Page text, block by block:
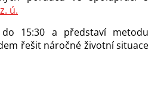
ú.
15:30 a představí metodu
řešit náročné životní situace